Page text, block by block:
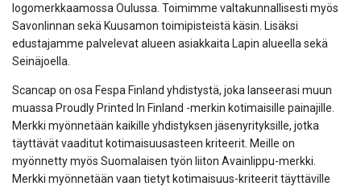
logomerkkaamossa Oulussa. Toimimme valtakunnallisesti myös
Savonlinnan sekä Kuusamon toimipisteistä käsin. Lisäksi
edustajamme palvelevat alueen asiakkaita Lapin alueella sekä
Seinäjoella.
Scancap on osa Fespa Finland yhdistystä, joka lanseerasi muun
muassa Proudly Printed In Finland -merkin kotimaisille painajille.
Merkki myönnetään kaikille yhdistyksen jäsenyrityksille, jotka
täyttävät vaaditut kotimaisuusasteen kriteerit. Meille on
myönnetty myös Suomalaisen työn liiton Avainlippu-merkki.
Merkki myönnetään vaan tietyt kotimaisuus-kriteerit täyttäville